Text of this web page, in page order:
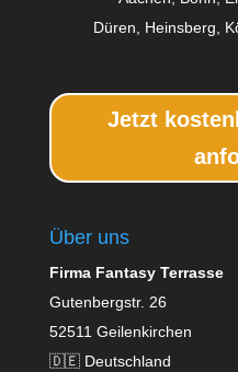
Düren, Heinsberg,
Jetzt
Über uns
Firma Fantasy Terrasse
Gutenbergstr. 26
52511 Geilenkirchen
🇩🇪 Deutschland